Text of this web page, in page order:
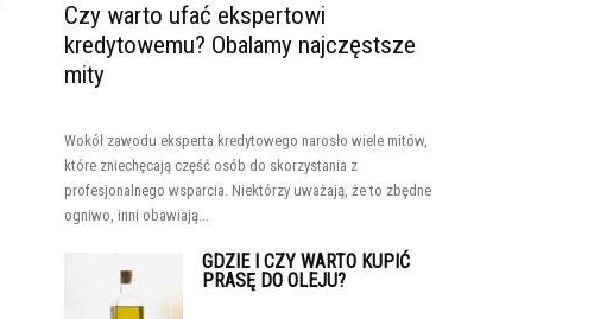
Czy warto ufać ekspertowi
kredytowemu? Obalamy najczęstsze
mity
Wokół zawodu eksperta kredytowego narosło wiele mitów,
które zniechęcają część osób do skorzystania z
profesjonalnego wsparcia. Niektórzy uważają, że to zbędne
ogniwo, inni obawiają...
GDZIE I CZY WARTO KUPIĆ
PRASĘ DO OLEJU?